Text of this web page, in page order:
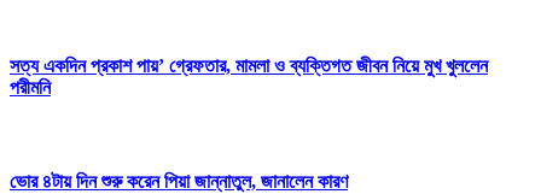
সত্য একদিন প্রকাশ পায়’ গ্রেফতার, মামলা ও ব্যক্তিগত জীবন নিয়ে মুখ খুললেন
পরীমনি
ভোর ৪টায় দিন শুরু করেন পিয়া জান্নাতুল, জানালেন কারণ